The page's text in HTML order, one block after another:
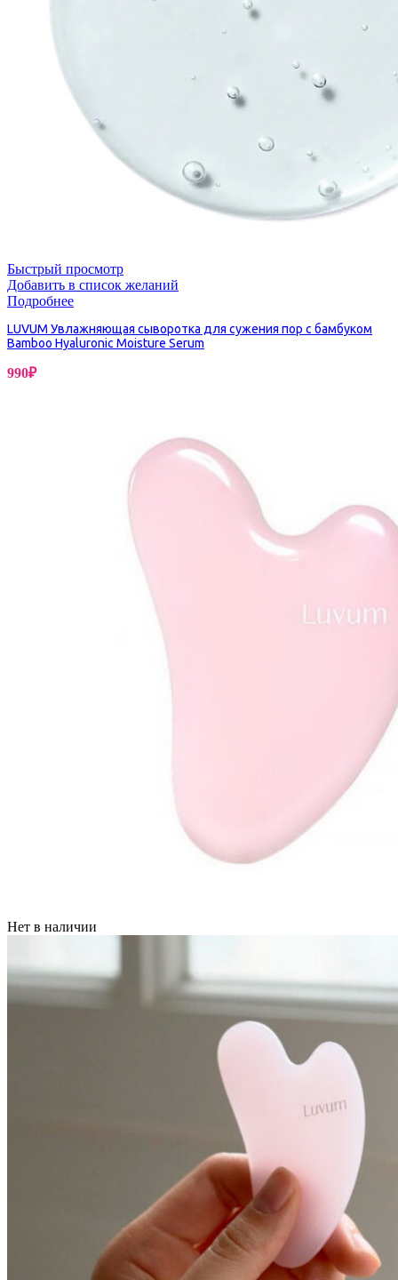
Быстрый просмотр
Добавить в список желаний
Подробнее
LUVUM Увлажняющая сыворотка для сужения пор с бамбуком
Bamboo Hyaluronic Moisture Serum
990₽
Нет в наличии